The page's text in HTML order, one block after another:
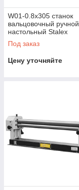
W01-0.8х305 станок
вальцовочный ручной
настольный Stalex
Под заказ
Цену уточняйте